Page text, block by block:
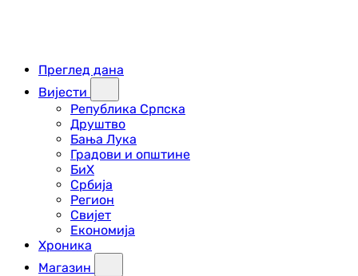
Преглед дана
Вијести
Република Српска
Друштво
Бања Лука
Градови и општине
БиХ
Србија
Регион
Свијет
Економија
Хроника
Магазин